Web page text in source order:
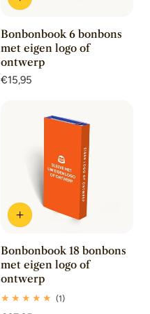
Bonbonbook 6 bonbons
met eigen logo of
ontwerp
Normale
€15,95
Bonbonbook 18 bonbons
met eigen logo of
ontwerp
(1)1